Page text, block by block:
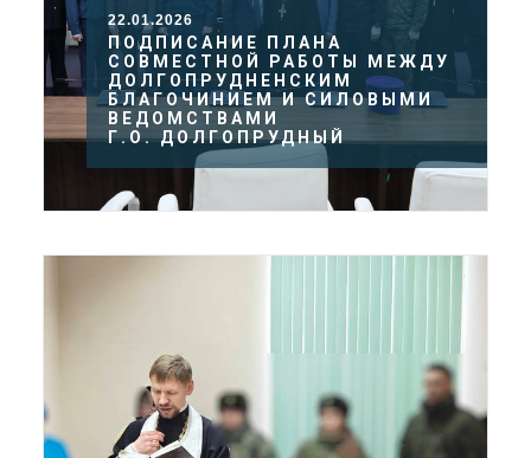
22.01.2026
ПОДПИСАНИЕ ПЛАНА
СОВМЕСТНОЙ РАБОТЫ МЕЖДУ
ДОЛГОПРУДНЕНСКИМ
БЛАГОЧИНИЕМ И СИЛОВЫМИ
ВЕДОМСТВАМИ
Г.О. ДОЛГОПРУДНЫЙ